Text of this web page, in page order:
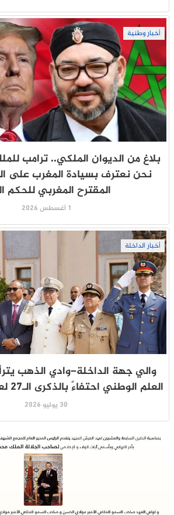
أخبار وطنية
بلاغ من الديوان الملكي.. ترامب
نحن نعترف بسيادة المغرب على
المقترح المغربي للحكم
1 أغسطس 2026
أخبار الداخلة
والي جهة الداخلة–وادي الذهب
العلم الوطني احتفاءً بالذكرى الـ27 لعيد العرش المجيد
30 يوليو 2026